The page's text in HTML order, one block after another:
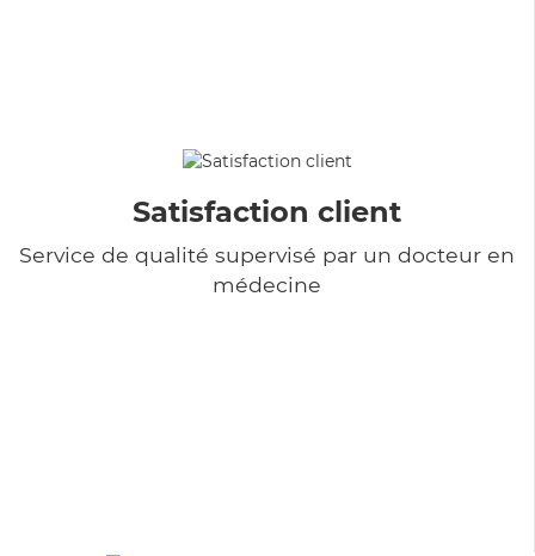
Satisfaction client
Service de qualité supervisé par un docteur en
médecine